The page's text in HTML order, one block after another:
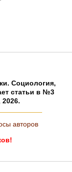
Социология,
статьи в №3
авторов